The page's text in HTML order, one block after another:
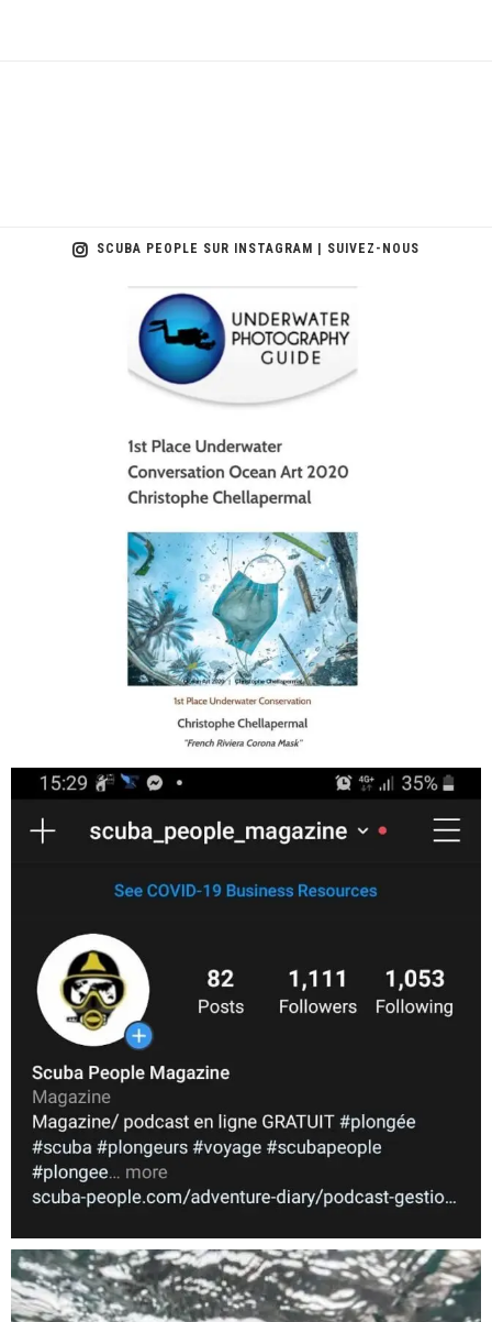
SCUBA PEOPLE SUR INSTAGRAM | SUIVEZ-NOUS
scuba_people_magazine
scuba_people_magazine
Nov 5
scuba_people_magazine